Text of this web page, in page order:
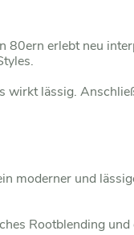
80ern erlebt neu
wirkt lässig.
moderner und
Rootblending und